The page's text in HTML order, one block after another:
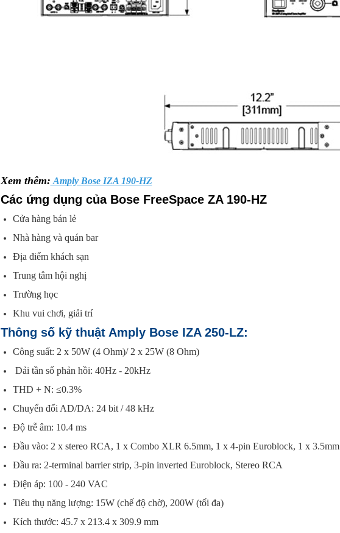
Xem thêm: Amply Bose IZA 190-HZ
Các ứng dụng của Bose FreeSpace ZA 190-HZ
Cửa hàng bán lẻ
Nhà hàng và quán bar
Địa điểm khách sạn
Trung tâm hội nghị
Trường học
Khu vui chơi, giải trí
Thông số kỹ thuật Amply Bose IZA 250-LZ:
Công suất: 2 x 50W (4 Ohm)/ 2 x 25W (8 Ohm)
Dải tần số phản hồi: 40Hz - 20kHz
THD + N: ≤0.3%
Chuyển đổi AD/DA: 24 bit / 48 kHz
Độ trễ âm: 10.4 ms
Đầu vào: 2 x stereo RCA, 1 x Combo XLR 6.5mm, 1 x 4-pin Euroblock, 1 x 3.5mm
Đầu ra: 2-terminal barrier strip, 3-pin inverted Euroblock, Stereo RCA
Điện áp: 100 - 240 VAC
Tiêu thụ năng lượng: 15W (chế độ chờ), 200W (tối đa)
Kích thước: 45.7 x 213.4 x 309.9 mm